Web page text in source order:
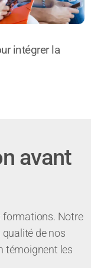
intégrer la
avant
formations. Notre
de nos
témoignent les